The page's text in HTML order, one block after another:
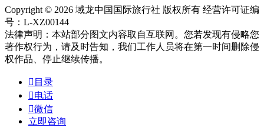
Copyright © 2026 域龙中国国际旅行社 版权所有 经营许可证编
号：L-XZ00144
法律声明：本站部分图文内容取自互联网。您若发现有侵略您
著作权行为，请及时告知，我们工作人员将在第一时间删除侵
权作品、停止继续传播。
 目录
电话
微信
立即咨询